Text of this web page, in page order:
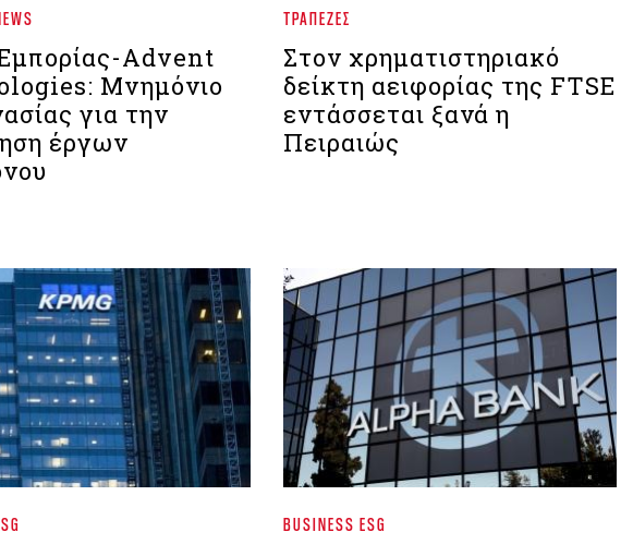
Advent
Μνημόνιο
για την
έργων
ΤΡΆΠΕΖΕΣ
Στον χρηματιστηριακό
δείκτη αειφορίας της FTSE
εντάσσεται ξανά η
Πειραιώς
BUSINESS ESG